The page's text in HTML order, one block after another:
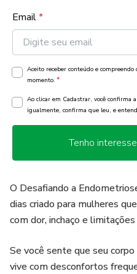
Email*
Aceito receber conteúdo e
momento. *
Ao clicar em Cadastrar, você confirma
igualmente, confirma que leu, e
Tenho
O Desafiando a
dias criado para mulheres
com dor, inchaço e limitações
Se você sente que seu
vive com desconfortos